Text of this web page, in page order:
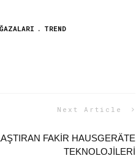
TREND
Next Article
FAKIR HAUSGERÄTE
TEKNOLOJILERI